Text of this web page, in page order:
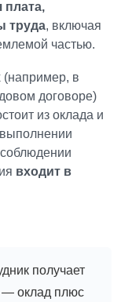
плата,
труда, включая
частью.
(например, в
договоре)
из оклада и
входит в
получает
— оклад плюс